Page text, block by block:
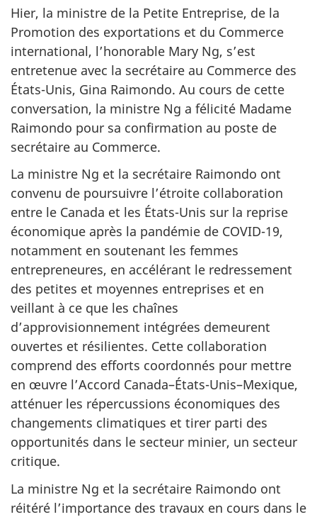
Hier, la ministre de la Petite Entreprise, de la
Promotion des exportations et du Commerce
international, l’honorable Mary Ng, s’est
entretenue avec la secrétaire au Commerce des
États-Unis, Gina Raimondo. Au cours de cette
conversation, la ministre Ng a félicité Madame
Raimondo pour sa confirmation au poste de
secrétaire au Commerce.
La ministre Ng et la secrétaire Raimondo ont
convenu de poursuivre l’étroite collaboration
entre le Canada et les États-Unis sur la reprise
économique après la pandémie de COVID-19,
notamment en soutenant les femmes
entrepreneures, en accélérant le redressement
des petites et moyennes entreprises et en
veillant à ce que les chaînes
d’approvisionnement intégrées demeurent
ouvertes et résilientes. Cette collaboration
comprend des efforts coordonnés pour mettre
en œuvre l’Accord Canada–États-Unis–Mexique,
atténuer les répercussions économiques des
changements climatiques et tirer parti des
opportunités dans le secteur minier, un secteur
critique.
La ministre Ng et la secrétaire Raimondo ont
réitéré l’importance des travaux en cours dans le